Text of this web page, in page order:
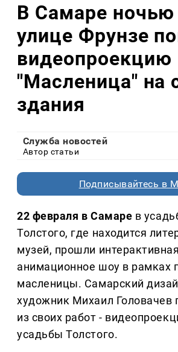
В Самаре ночью
улице Фрунзе
видеопроекцию
"Масленица" на
здания
Служба новостей
Автор статьи
Подписывайтесь в
22 февраля в Самаре в
Толстого, где находится
музей, прошли
анимационное шоу в рамках
масленицы. Самарский
художник Михаил Головачев
из своих работ -
усадьбы Толстого.